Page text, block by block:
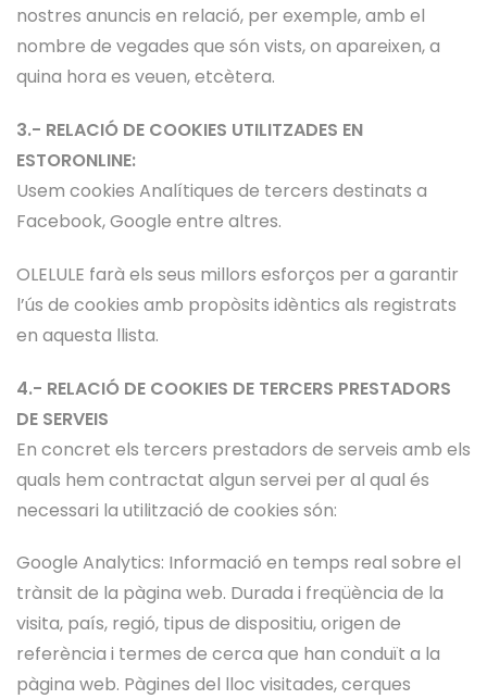
nostres anuncis en relació, per exemple, amb el
nombre de vegades que són vists, on apareixen, a
quina hora es veuen, etcètera.
3.- RELACIÓ DE COOKIES UTILITZADES EN
ESTORONLINE:
Usem cookies Analítiques de tercers destinats a
Facebook, Google entre altres.
OLELULE farà els seus millors esforços per a garantir
l’ús de cookies amb propòsits idèntics als registrats
en aquesta llista.
4.- RELACIÓ DE COOKIES DE TERCERS PRESTADORS
DE SERVEIS
En concret els tercers prestadors de serveis amb els
quals hem contractat algun servei per al qual és
necessari la utilització de cookies són:
Google Analytics: Informació en temps real sobre el
trànsit de la pàgina web. Durada i freqüència de la
visita, país, regió, tipus de dispositiu, origen de
referència i termes de cerca que han conduït a la
pàgina web. Pàgines del lloc visitades, cerques